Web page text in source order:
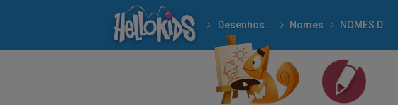
Desenhos para colorir Nomes NOMES DE MENINAS para colorir